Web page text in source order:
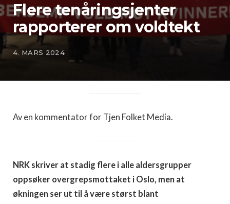
Flere tenåringsjenter
rapporterer om voldtekt
4. MARS 2024
Av en kommentator for Tjen Folket Media.
NRK skriver at stadig flere i alle aldersgrupper
oppsøker overgrepsmottaket i Oslo, men at
økningen ser ut til å være størst blant